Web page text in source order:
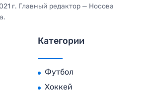
г. Главный редактор — Носова
Категории
Футбол
Хоккей